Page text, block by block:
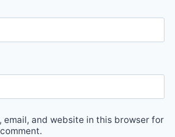
email, and website in this browser for